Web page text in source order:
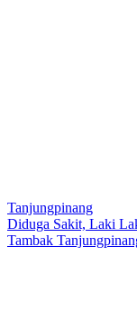
Tanjungpinang
Diduga Sakit, Laki
Tambak